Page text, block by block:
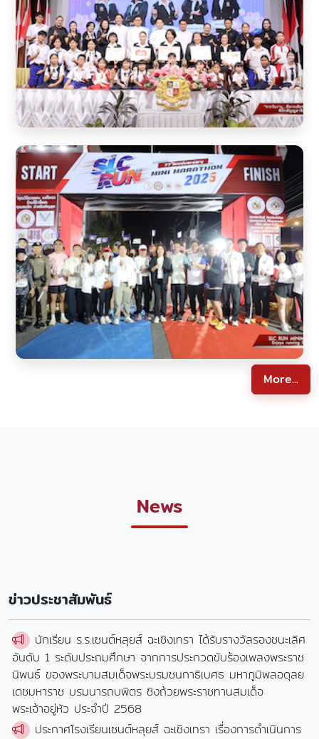
More...
News
ข่าวประชาสัมพันธ์
นักเรียน ร.ร.เซนต์หลุยส์ ฉะเชิงเทรา ได้รับรางวัลรองชนะเลิศ
อันดับ 1 ระดับประถมศึกษา จากการประกวดขับร้องเพลงพระราช
นิพนธ์ ของพระบามสมเด็จพระบรมชนกาธิเบศธ มหาภูมิพลอดุลย
เดชมหาราช บรมนารถบพิตร ชิงถ้วยพระราชทานสมเด็จ
พระเจ้าอยู่หัว ประจำปี 2568
ประกาศโรงเรียนเซนต์หลุยส์ ฉะเชิงเทรา เรื่องการดำเนินการ